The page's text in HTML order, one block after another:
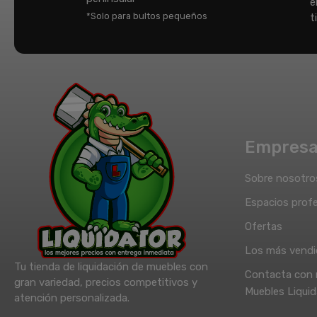
*Solo para bultos pequeños
Tu tienda de liquidación de muebles con
gran variedad, precios competitivos y
atención personalizada.
Sobre
Espacios
Ofertas
Los más
Contacta con
Muebles